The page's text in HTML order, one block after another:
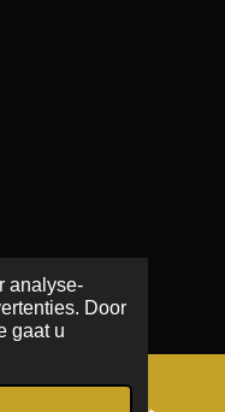
analyse-
Door
gaat u